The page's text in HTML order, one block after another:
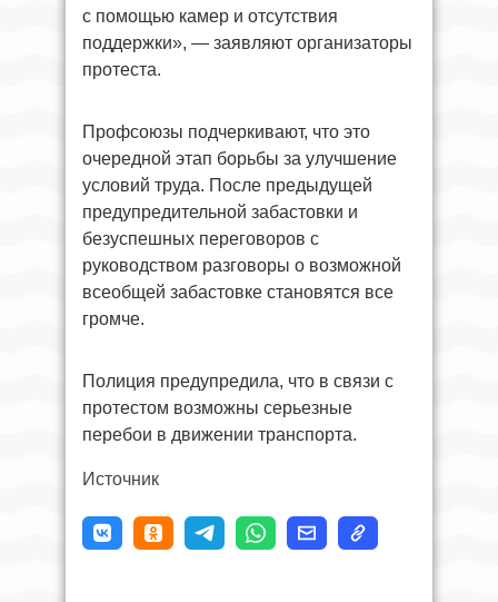
с помощью камер и отсутствия
поддержки», — заявляют организаторы
протеста.
Профсоюзы подчеркивают, что это
очередной этап борьбы за улучшение
условий труда. После предыдущей
предупредительной забастовки и
безуспешных переговоров с
руководством разговоры о возможной
всеобщей забастовке становятся все
громче.
Полиция предупредила, что в связи с
протестом возможны серьезные
перебои в движении транспорта.
Источник